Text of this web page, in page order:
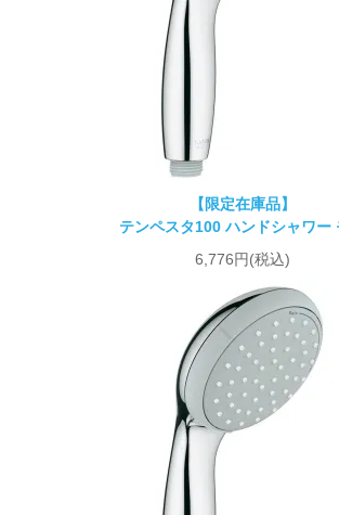
【限定在庫品】
テンペスタ100 ハンドシャワー
6,776円(税込)